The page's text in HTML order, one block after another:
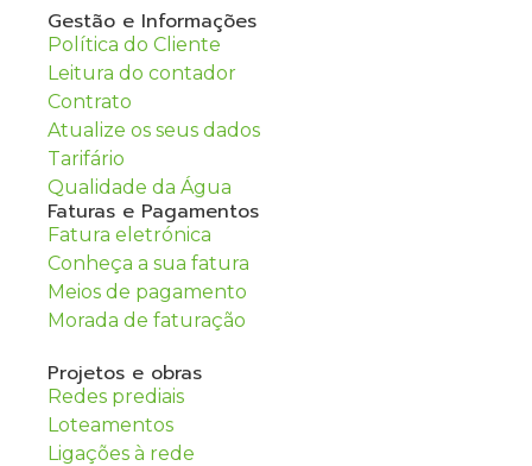
Gestão e Informações
Política do Cliente
Leitura do contador
Contrato
Atualize os seus dados
Tarifário
Qualidade da Água
Faturas e Pagamentos
Fatura eletrónica
Conheça a sua fatura
Meios de pagamento
Morada de faturação
Projetos e obras
Redes prediais
Loteamentos
Ligações à rede